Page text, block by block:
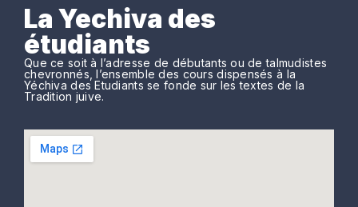
La Yechiva des
étudiants
Que ce soit à l’adresse de débutants ou de talmudistes
chevronnés, l’ensemble des cours dispensés à la
Yéchiva des Etudiants se fonde sur les textes de la
Tradition juive.